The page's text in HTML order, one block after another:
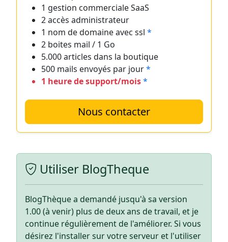
1 gestion commerciale SaaS
2 accès administrateur
1 nom de domaine avec ssl *
2 boites mail / 1 Go
5.000 articles dans la boutique
500 mails envoyés par jour*
1 heure de support/mois*
Nous contacter
Utiliser BlogTheque
BlogThèque a demandé jusqu'à sa version
1.00 (à venir) plus de deux ans de travail, et je
continue régulièrement de l'améliorer. Si vous
désirez l'installer sur votre serveur et l'utiliser